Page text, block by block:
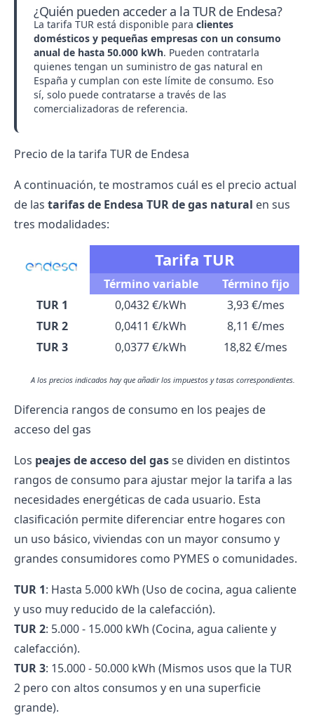
¿Quién pueden acceder a la TUR de Endesa?
La tarifa TUR está disponible para clientes
domésticos y pequeñas empresas con un consumo
anual de hasta 50.000 kWh. Pueden contratarla
quienes tengan un suministro de gas natural en
España y cumplan con este límite de consumo. Eso
sí, solo puede contratarse a través de las
comercializadoras de referencia.
Precio de la tarifa TUR de Endesa
A continuación, te mostramos cuál es el precio actual
de las tarifas de Endesa TUR de gas natural en sus
tres modalidades:
Tarifa TUR
Término variable
Término fijo
TUR 1
0,0432 €/kWh
3,93 €/mes
TUR 2
0,0411 €/kWh
8,11 €/mes
TUR 3
0,0377 €/kWh 18,82 €/mes
A los precios indicados hay que añadir los impuestos y tasas correspondientes.
Diferencia rangos de consumo en los peajes de
acceso del gas
Los peajes de acceso del gasse dividen en distintos
rangos de consumo para ajustar mejor la tarifa a las
necesidades energéticas de cada usuario. Esta
clasificación permite diferenciar entre hogares con
un uso básico, viviendas con un mayor consumo y
grandes consumidores como PYMES o comunidades.
TUR 1: Hasta 5.000 kWh (Uso de cocina, agua caliente
y uso muy reducido de la calefacción).
TUR 2: 5.000 - 15.000 kWh (Cocina, agua caliente y
calefacción).
TUR 3: 15.000 - 50.000 kWh (Mismos usos que la TUR
2 pero con altos consumos y en una superficie
grande).